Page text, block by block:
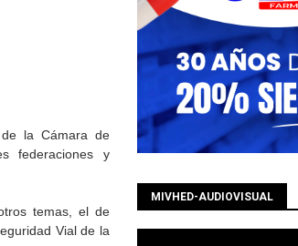
la Cámara de
federaciones y
temas, el de
Vial de la
MIVHED-AUDIOVISUAL